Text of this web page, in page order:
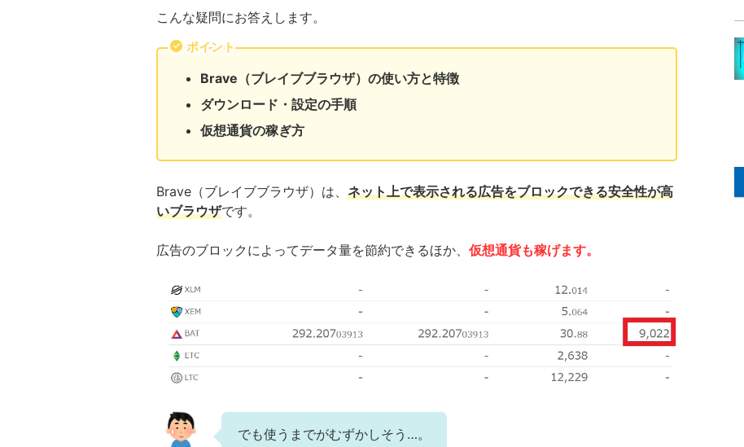
こんな疑問にお答えします。
ポイント
Brave（ブレイブブラウザ）の使い方と特徴
ダウンロード・設定の手順
仮想通貨の稼ぎ方
Brave（ブレイブブラウザ）は、 ネット上で表示される広告をブロックできる安全性が高
いブラウザです。
広告のブロックによってデータ量を節約できるほか、 仮想通貨も稼げます。
でも使うまでがむずかしそう…。